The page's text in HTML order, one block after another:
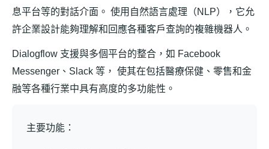
息平台等的對話介面。 使用自然語言處理（NLP），它允
許企業設計能夠理解和回應各種客戶查詢的複雜機器人。
Dialogflow 支援與多個平台的整合，如 Facebook
Messenger、Slack 等， 使其在包括醫療保健、零售和金
融等各種行業中具有高度的多功能性。
主要功能：